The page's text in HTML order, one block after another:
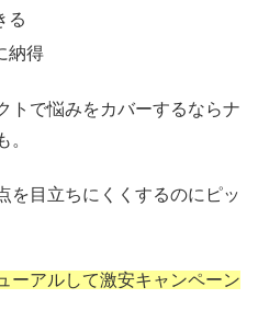
る
納得
トで悩みをカバーするならナ
。
を目立ちにくくするのにピッ
ーアルして激安キャンペーン